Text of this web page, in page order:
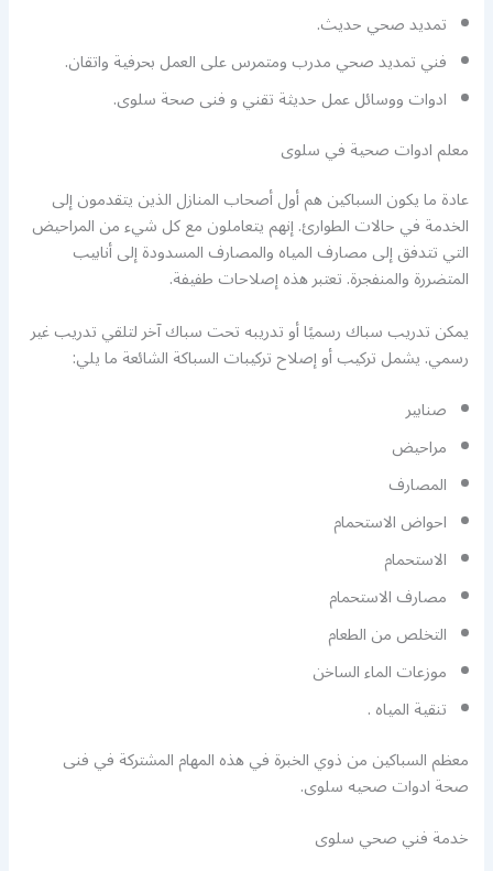
تمديد صحي حديث.
فني تمديد صحي مدرب ومتمرس على العمل بحرفية واتقان.
ادوات ووسائل عمل حديثة تقني و فنى صحة سلوى.
معلم ادوات صحية في سلوى
عادة ما يكون السباكين هم أول أصحاب المنازل الذين يتقدمون إلى
الخدمة في حالات الطوارئ. إنهم يتعاملون مع كل شيء من المراحيض
التي تتدفق إلى مصارف المياه والمصارف المسدودة إلى أنابيب
المتضررة والمنفجرة. تعتبر هذه إصلاحات طفيفة.
يمكن تدريب سباك رسميًا أو تدريبه تحت سباك آخر لتلقي تدريب غير
رسمي. يشمل تركيب أو إصلاح تركيبات السباكة الشائعة ما يلي:
صنابير
مراحيض
المصارف
احواض الاستحمام
الاستحمام
مصارف الاستحمام
التخلص من الطعام
موزعات الماء الساخن
تنقية المياه .
معظم السباكين من ذوي الخبرة في هذه المهام المشتركة في فنى
صحة ادوات صحيه سلوى.
خدمة فني صحي سلوى